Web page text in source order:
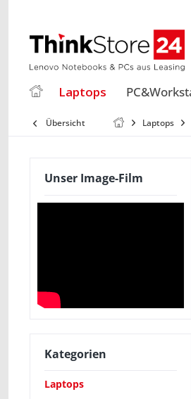
Laptops
Übersicht Laptops
Unser Image-Film
Kategorien
Laptops